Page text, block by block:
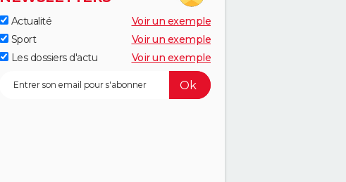
Actualité
Voir un exemple
Sport
Voir un exemple
Les dossiers d'actu
Voir un exemple